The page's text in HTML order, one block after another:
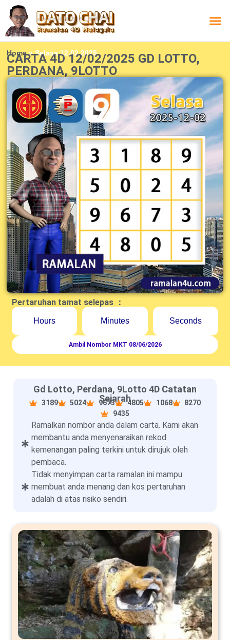
Home»Selasa 12.02.2025
CARTA 4D 12/02/2025 GD LOTTO,
PERDANA, 9LOTTO
Pertaruhan tamat selepas ：
Hours Minutes Seconds
Ambil Nombor MKT 08/06/2026
Gd Lotto, Perdana, 9Lotto 4D Catatan
Sejarah
3189 5024 9673 4805 1068
8270
9435
Ramalkan nombor anda dalam carta. Kami akan
membantu anda menyenaraikan rekod
kemenangan paling terkini untuk dirujuk oleh
pembaca.
Tidak menyimpan carta ramalan ini mampu
membuat anda menang dan kos pertaruhan
adalah di atas risiko sendiri.